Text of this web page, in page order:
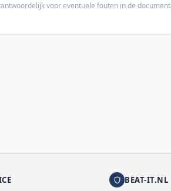
voor eventuele fouten in de
BEAT-IT.NL